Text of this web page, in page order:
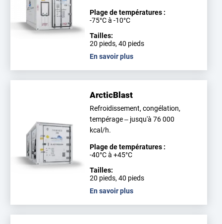
Plage de températures :
-75°C à -10°C
Tailles:
20 pieds, 40 pieds
En savoir plus
ArcticBlast
Refroidissement, congélation,
tempérage – jusqu'à 76 000
kcal/h.
Plage de températures :
-40°C à +45°C
Tailles:
20 pieds, 40 pieds
En savoir plus